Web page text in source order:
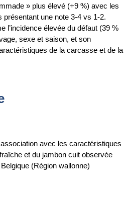
» plus élevé (+9 %) avec les
une note 3-4 vs 1-2.
l’incidence élevée du défaut (39 %
sexe et saison, et son
de la carcasse et de la
avec les caractéristiques
et du jambon cuit observée
(Région wallonne)